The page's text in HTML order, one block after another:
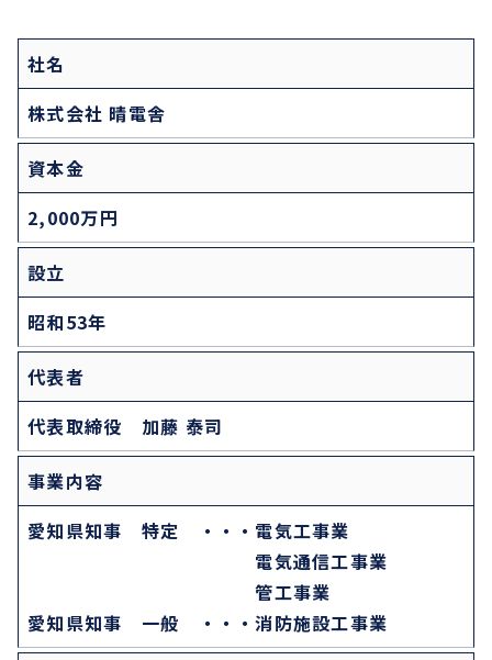
社名
株式会社 晴電舎
資本金
2,000万円
設立
昭和53年
代表者
代表取締役 加藤 泰司
事業内容
愛知県知事 特定 ・・・電気工事業
電気通信工事業
管工事業
愛知県知事 一般 ・・・消防施設工事業